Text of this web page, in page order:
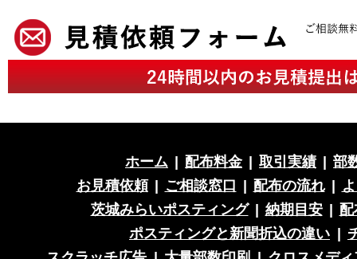
ホーム 配布料金 取引実績
部
お見積依頼
ご相談窓口 配布の流れ
茨城みらいポスティング
納期目安
ポスティングと新聞折込の違い